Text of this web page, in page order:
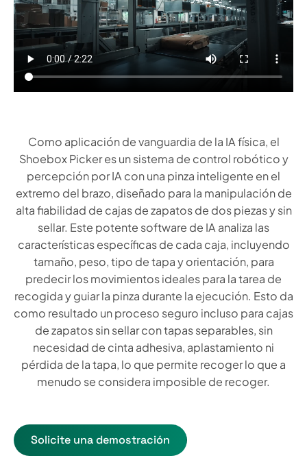
Como aplicación de vanguardia de la IA física, el
Shoebox Picker es un sistema de control robótico y
percepción por IA con una pinza inteligente en el
extremo del brazo, diseñado para la manipulación de
alta fiabilidad de cajas de zapatos de dos piezas y sin
sellar. Este potente software de IA analiza las
características específicas de cada caja, incluyendo
tamaño, peso, tipo de tapa y orientación, para
predecir los movimientos ideales para la tarea de
recogida y guiar la pinza durante la ejecución. Esto da
como resultado un proceso seguro incluso para cajas
de zapatos sin sellar con tapas separables, sin
necesidad de cinta adhesiva, aplastamiento ni
pérdida de la tapa, lo que permite recoger lo que a
menudo se considera imposible de recoger.
Solicite una demostración